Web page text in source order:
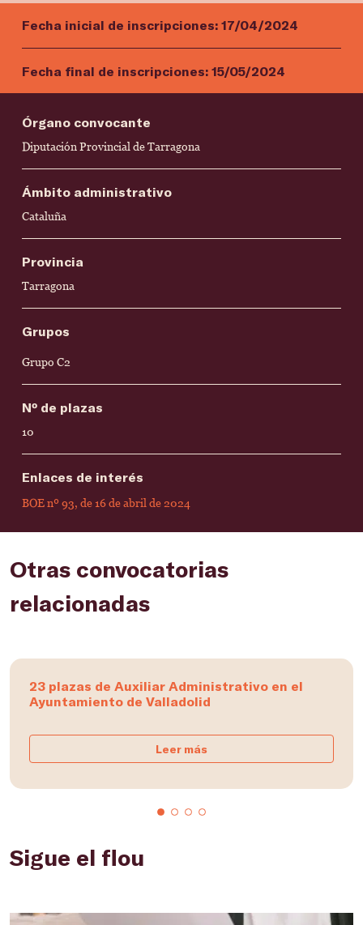
Fecha inicial de inscripciones: 17/04/2024
Fecha final de inscripciones: 15/05/2024
Órgano convocante
Diputación Provincial de Tarragona
Ámbito administrativo
Cataluña
Provincia
Tarragona
Grupos
Grupo C2
Nº de plazas
10
Enlaces de interés
BOE nº 93, de 16 de abril de 2024
Otras convocatorias
relacionadas
23 plazas de Auxiliar Administrativo en el
Ayuntamiento de Valladolid
Leer más
Sigue el flou